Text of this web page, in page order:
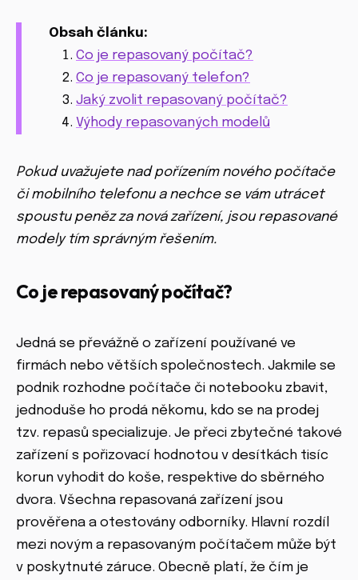
Obsah článku:
Co je repasovaný počítač?
Co je repasovaný telefon?
Jaký zvolit repasovaný počítač?
Výhody repasovaných modelů
Pokud uvažujete nad pořízením nového počítače
či mobilního telefonu a nechce se vám utrácet
spoustu peněz za nová zařízení, jsou repasované
modely tím správným řešením.
Co je repasovaný počítač?
Jedná se převážně o zařízení používané ve
firmách nebo větších společnostech. Jakmile se
podnik rozhodne počítače či notebooku zbavit,
jednoduše ho prodá někomu, kdo se na prodej
tzv. repasů specializuje. Je přeci zbytečné takové
zařízení s pořizovací hodnotou v desítkách tisíc
korun vyhodit do koše, respektive do sběrného
dvora. Všechna repasovaná zařízení jsou
prověřena a otestovány odborníky. Hlavní rozdíl
mezi novým a repasovaným počítačem může být
v poskytnuté záruce. Obecně platí, že čím je